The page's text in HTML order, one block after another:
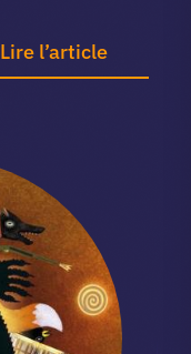
Lire l’article